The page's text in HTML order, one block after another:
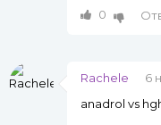
0
Rachele
6
anadrol vs